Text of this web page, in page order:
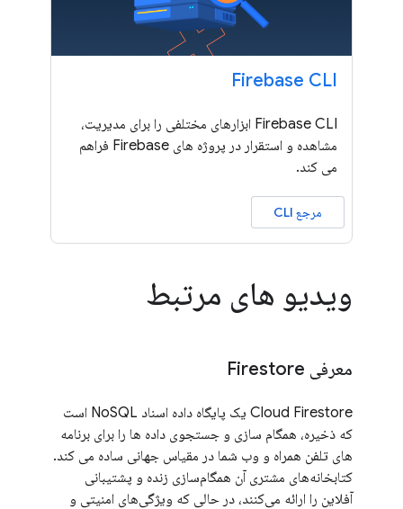
Firebase CLI
Firebase CLI ابزارهای مختلفی را برای مدیریت،
مشاهده و استقرار در پروژه های Firebase فراهم
می کند.
مرجع CLI
ویدیو های مرتبط
معرفی Firestore
Cloud Firestore یک پایگاه داده اسناد NoSQL است
که ذخیره، همگام سازی و جستجوی داده ها را برای برنامه
های تلفن همراه و وب شما در مقیاس جهانی ساده می کند.
کتابخانه‌های مشتری آن همگام‌سازی زنده و پشتیبانی
آفلاین را ارائه می‌کنند، در حالی که ویژگی‌های امنیتی و